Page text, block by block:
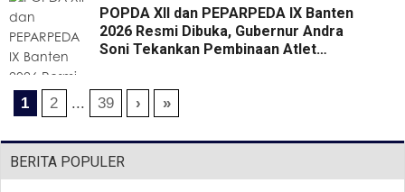
POPDA XII dan PEPARPEDA IX Banten
2026 Resmi Dibuka, Gubernur Andra
Soni Tekankan Pembinaan Atlet
1 2 ... 39 › »
BERITA POPULER